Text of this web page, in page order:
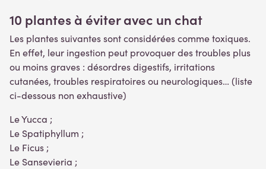
10 plantes à éviter avec un chat
Les plantes suivantes sont considérées comme toxiques.
En effet, leur ingestion peut provoquer des troubles plus
ou moins graves : désordres digestifs, irritations
cutanées, troubles respiratoires ou neurologiques… (liste
ci-dessous non exhaustive)
Le Yucca ;
Le Spatiphyllum ;
Le Ficus ;
Le Sansevieria ;